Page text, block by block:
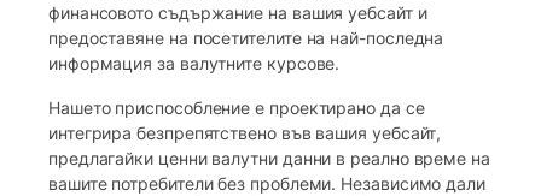
финансовото съдържание на вашия уебсайт и
предоставяне на посетителите на най-последна
информация за валутните курсове.
Нашето приспособление е проектирано да се
интегрира безпрепятствено във вашия уебсайт,
предлагайки ценни валутни данни в реално време на
вашите потребители без проблеми. Независимо дали